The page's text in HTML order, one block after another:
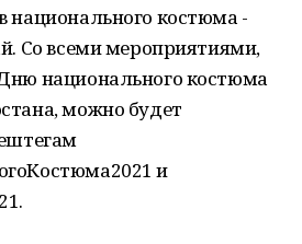
национального костюма -
Со всеми мероприятиями,
национального костюма
можно будет
и